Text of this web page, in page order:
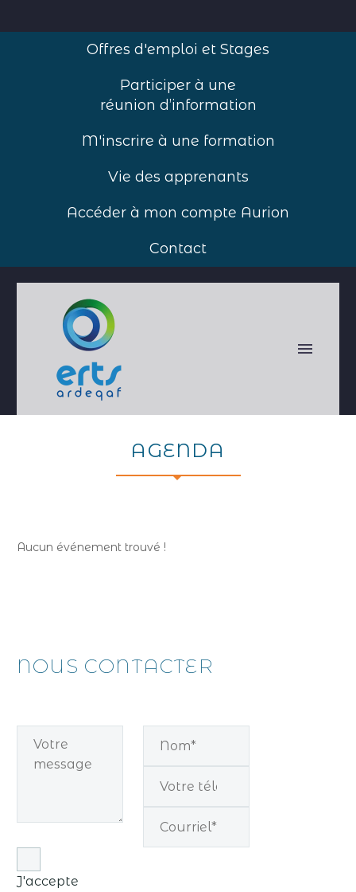
Offres d'emploi et Stages
Participer à une
réunion d’information
M'inscrire à une formation
Vie des apprenants
Accéder à mon compte Aurion
Contact
Accueil>Agenda par date
AGENDA
Aucun événement trouvé !
NOUS CONTACTER
J'accepte